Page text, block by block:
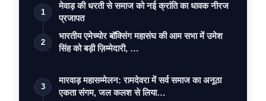
1
मेवाड़ की धरती से समाज को नई क्रांति का धावक नीरज
प्रजापत
2
भारतीय एमेच्योर बॉक्सिंग महासंघ की आम सभा में उमेश
सिंह को बड़ी ज़िम्मेदारी, …
3
मारवाड़ महासम्मेलन: रामदेवरा में सर्व समाज का अनूठा
एकता संगम, जल कलश से लिया…